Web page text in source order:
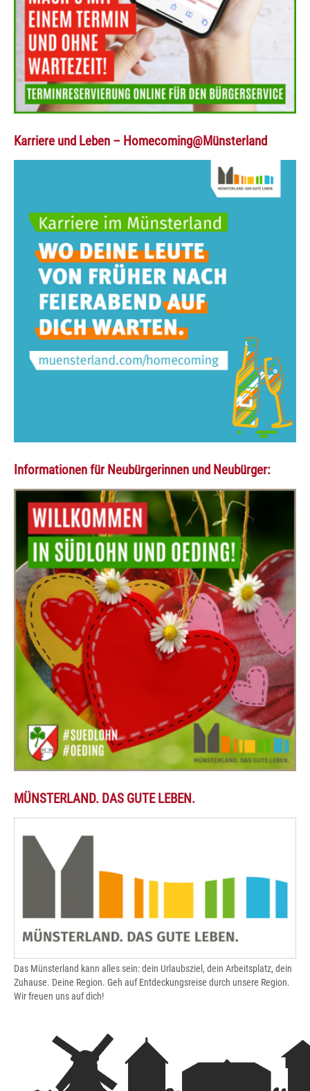
Karriere und Leben – Homecoming@Münsterland
Informationen für Neubürgerinnen und Neubürger:
MÜNSTERLAND. DAS GUTE LEBEN.
Das Münsterland kann alles sein: dein Urlaubsziel, dein Arbeitsplatz, dein
Zuhause. Deine Region. Geh auf Entdeckungsreise durch unsere Region.
Wir freuen uns auf dich!